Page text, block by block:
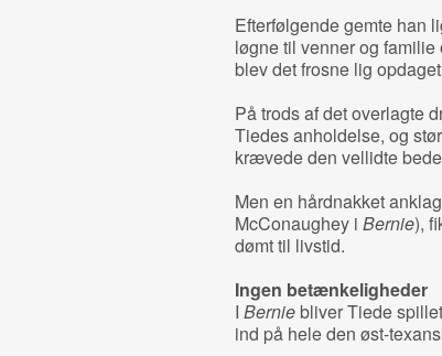
Efterfølgende gemte han
løgne til venner og
blev det frosne lig
På trods af det overlagte
Tiedes anholdelse, og
krævede den vellidte
Men en hårdnakket
McConaughey i Bernie),
dømt til livstid.
Ingen betænkeligheder
I Berniebliver Tiede
ind på hele den øst-